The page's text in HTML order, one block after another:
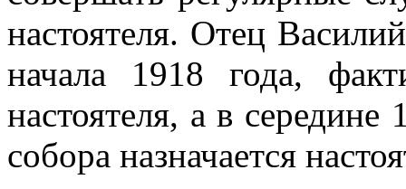
настоятеля. Отец
начала 1918 года,
настоятеля, а в
собора назначается